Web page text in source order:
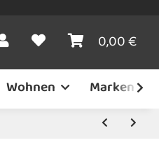
0,00 €
Wohnen Marken